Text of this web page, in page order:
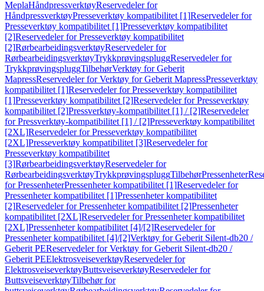
MeplaHåndpressverktøyReservedeler for
HåndpressverktøyPresseverktøy kompatibilitet [1]Reservedeler for
Presseverktøy kompatibilitet [1]Presseverktøy kompatibilitet
[2]Reservedeler for Presseverktøy kompatibilitet
[2]RørbearbeidingsverktøyReservedeler for
RørbearbeidingsverktøyTrykkprøvingspluggReservedeler for
TrykkprøvingspluggTilbehørVerktøy for Geberit
MapressReservedeler for Verktøy for Geberit MapressPresseverktøy
kompatibilitet [1]Reservedeler for Presseverktøy kompatibilitet
[1]Presseverktøy kompatibilitet [2]Reservedeler for Presseverktøy
kompatibilitet [2]Pressverktøy-kompatibilitet [1] / [2]Reservedeler
for Pressverktøy-kompatibilitet [1] / [2]Presseverktøy kompatibilitet
[2XL]Reservedeler for Presseverktøy kompatibilitet
[2XL]Presseverktøy kompatibilitet [3]Reservedeler for
Presseverktøy kompatibilitet
[3]RørbearbeidingsverktøyReservedeler for
RørbearbeidingsverktøyTrykkprøvingspluggTilbehørPressenheter
for PressenheterPressenheter kompatibilitet [1]Reservedeler for
Pressenheter kompatibilitet [1]Pressenheter kompatibilitet
[2]Reservedeler for Pressenheter kompatibilitet [2]Pressenheter
kompatibilitet [2XL]Reservedeler for Pressenheter kompatibilitet
[2XL]Pressenheter kompatibilitet [4]/[2]Reservedeler for
Pressenheter kompatibilitet [4]/[2]Verktøy for Geberit Silent-db20 /
Geberit PEReservedeler for Verktøy for Geberit Silent-db20 /
Geberit PEElektrosveiseverktøyReservedeler for
ElektrosveiseverktøyButtsveiseverktøyReservedeler for
ButtsveiseverktøyTilbehør for